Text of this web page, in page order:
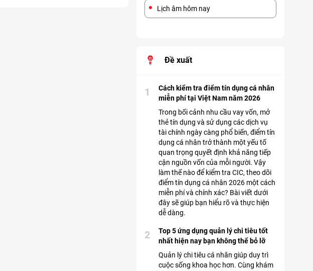
Lịch âm hôm nay
Đề xuất
Cách kiểm tra điểm tín dụng cá nhân
miễn phí tại Việt Nam năm 2026
1
Trong bối cảnh nhu cầu vay vốn, mở
thẻ tín dụng và sử dụng các dịch vụ
tài chính ngày càng phổ biến, điểm tín
dụng cá nhân trở thành một yếu tố
quan trọng quyết định khả năng tiếp
cận nguồn vốn của mỗi người. Vậy
làm thế nào để kiểm tra CIC, theo dõi
điểm tín dụng cá nhân 2026 một cách
miễn phí và chính xác? Bài viết dưới
đây sẽ giúp bạn hiểu rõ và thực hiện
dễ dàng.
Top 5 ứng dụng quản lý chi tiêu tốt
nhất hiện nay bạn không thể bỏ lỡ
2
Quản lý chi tiêu cá nhân giúp duy trì
cuộc sống khoa học hơn. Cùng khám